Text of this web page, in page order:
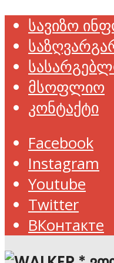
სავიზო
მსოფლიო
კონტაქტი
Facebook
Instagram
Youtube
Twitter
ВКонтакте